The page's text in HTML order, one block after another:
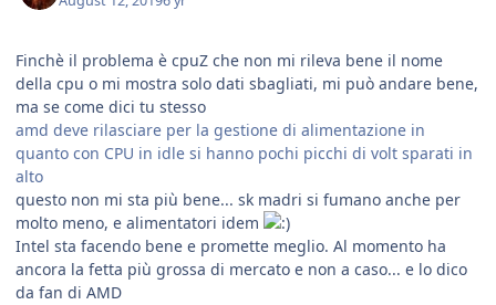
Finchè il problema è cpuZ che non mi rileva bene il nome
della cpu o mi mostra solo dati sbagliati, mi può andare bene,
ma se come dici tu stesso
amd deve rilasciare per la gestione di alimentazione in
quanto con CPU in idle si hanno pochi picchi di volt sparati in
alto
questo non mi sta più bene... sk madri si fumano anche per
molto meno, e alimentatori idem
Intel sta facendo bene e promette meglio. Al momento ha
ancora la fetta più grossa di mercato e non a caso... e lo dico
da fan di AMD